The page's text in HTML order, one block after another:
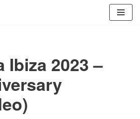
Ibiza 2023 –